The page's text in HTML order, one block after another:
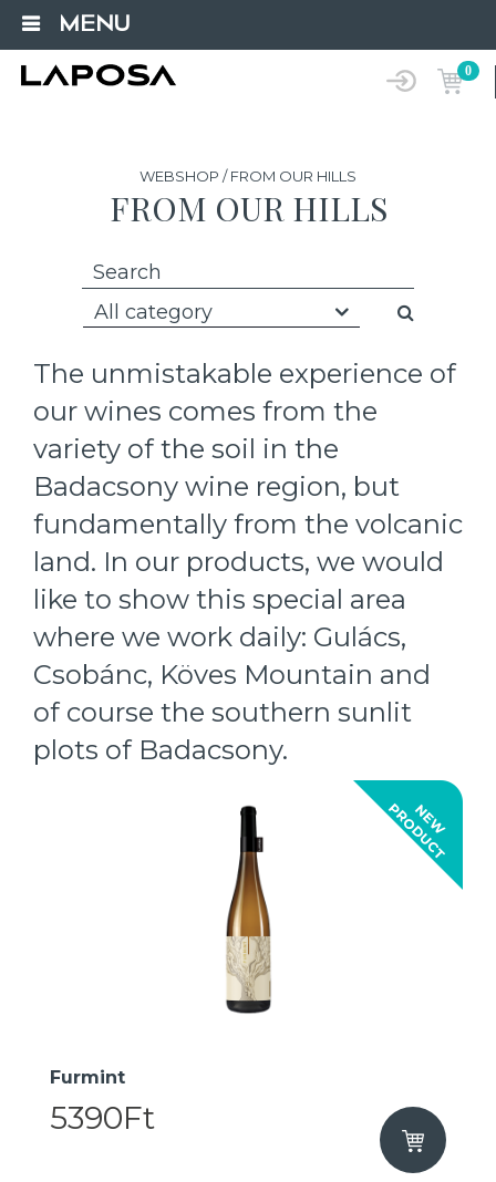
MENU
0
WEBSHOP / FROM OUR HILLS
FROM OUR HILLS
All category
The unmistakable experience of
our wines comes from the
variety of the soil in the
Badacsony wine region, but
fundamentally from the volcanic
land. In our products, we would
like to show this special area
where we work daily: Gulács,
Csobánc, Köves Mountain and
of course the southern sunlit
plots of Badacsony.
N
E
W
P
R
O
D
U
C
T
Furmint
5390Ft